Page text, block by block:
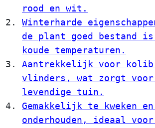
rood en wit.
Winterharde
de plant goed bestand
koude temperaturen.
Aantrekkelijk voor
vlinders, wat zorgt voor
levendige tuin.
Gemakkelijk te kweken
onderhouden, ideaal